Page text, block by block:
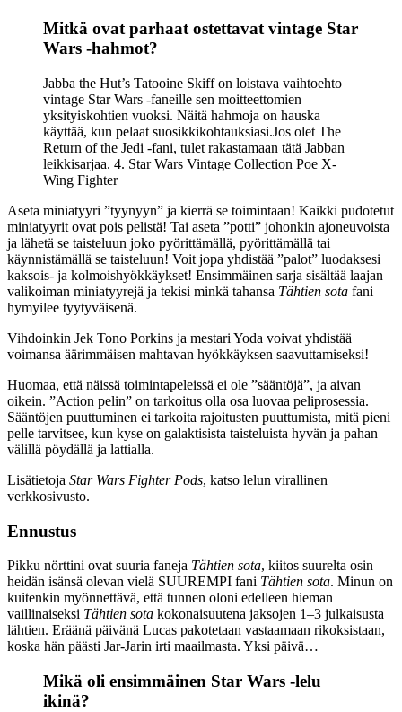
Mitkä ovat parhaat ostettavat vintage Star
Wars -hahmot?
Jabba the Hut’s Tatooine Skiff on loistava vaihtoehto
vintage Star Wars -faneille sen moitteettomien
yksityiskohtien vuoksi. Näitä hahmoja on hauska
käyttää, kun pelaat suosikkikohtauksiasi.Jos olet The
Return of the Jedi -fani, tulet rakastamaan tätä Jabban
leikkisarjaa. 4. Star Wars Vintage Collection Poe X-
Wing Fighter
Aseta miniatyyri ”tyynyyn” ja kierrä se toimintaan! Kaikki pudotetut
miniatyyrit ovat pois pelistä! Tai aseta ”potti” johonkin ajoneuvoista
ja lähetä se taisteluun joko pyörittämällä, pyörittämällä tai
käynnistämällä se taisteluun! Voit jopa yhdistää ”palot” luodaksesi
kaksois- ja kolmoishyökkäykset! Ensimmäinen sarja sisältää laajan
valikoiman miniatyyrejä ja tekisi minkä tahansa Tähtien sota fani
hymyilee tyytyväisenä.
Vihdoinkin Jek Tono Porkins ja mestari Yoda voivat yhdistää
voimansa äärimmäisen mahtavan hyökkäyksen saavuttamiseksi!
Huomaa, että näissä toimintapeleissä ei ole ”sääntöjä”, ja aivan
oikein. ”Action pelin” on tarkoitus olla osa luovaa peliprosessia.
Sääntöjen puuttuminen ei tarkoita rajoitusten puuttumista, mitä pieni
pelle tarvitsee, kun kyse on galaktisista taisteluista hyvän ja pahan
välillä pöydällä ja lattialla.
Lisätietoja Star Wars Fighter Pods, katso lelun virallinen
verkkosivusto.
Ennustus
Pikku nörttini ovat suuria faneja Tähtien sota, kiitos suurelta osin
heidän isänsä olevan vielä SUUREMPI fani Tähtien sota. Minun on
kuitenkin myönnettävä, että tunnen oloni edelleen hieman
vaillinaiseksi Tähtien sota kokonaisuutena jaksojen 1–3 julkaisusta
lähtien. Eräänä päivänä Lucas pakotetaan vastaamaan rikoksistaan,
koska hän päästi Jar-Jarin irti maailmasta. Yksi päivä…
Mikä oli ensimmäinen Star Wars -lelu
ikinä?